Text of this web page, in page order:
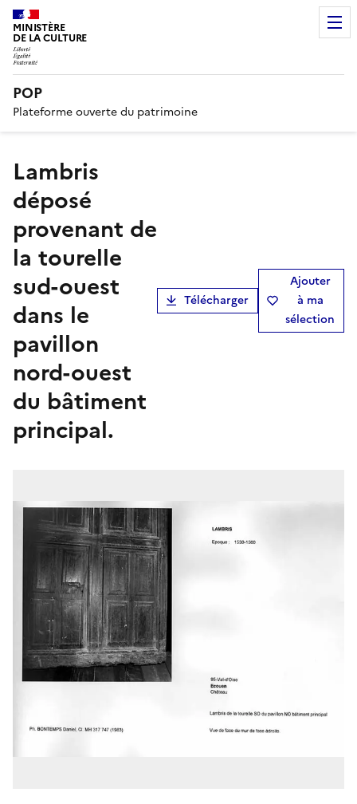
MINISTÈRE
DE LA CULTURE
POP
Plateforme ouverte du patrimoine
Lambris
déposé
provenant de
la tourelle
sud-ouest
dans le
pavillon
nord-ouest
du bâtiment
principal.
Télécharger
Ajouter
à ma
sélection